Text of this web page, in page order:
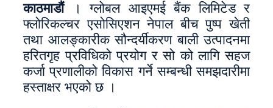
काठमाडौं। ग्लोबल आइएमई बैंक लिमिटेड र
फ्लोरिकल्चर एसोसिएशन नेपाल बीच पुष्प खेती
तथा आलङ्कारीक सौन्दर्यीकरण बाली उत्पादनमा
हरितगृह प्रविधिको प्रयोग र सो को लागि सहज
कर्जा प्रणालीको विकास गर्ने सम्बन्धी समझदारीमा
हस्ताक्षर भएको छ ।